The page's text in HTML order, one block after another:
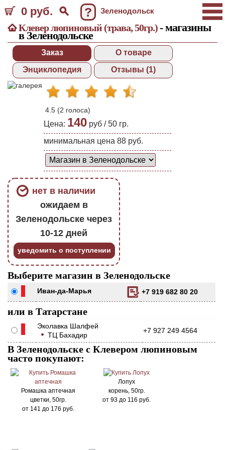
0 руб. ? Зеленодольск
Клевер люпиновый (трава, 50гр.)- магазины
в Зеленодольске
Заказ
О товаре
Энциклопедия
Отзывы (1)
4.5 (2 голоса)
Цена: 140 руб /50 гр.
минимальная цена 88 руб.
нет в наличии
ожидаем в
Зеленодольске через
10-12 дней
уведомить о поступлении
Выберите магазин в Зеленодольске
Иван-да-Марья +7 919 682 80 20
или в Татарстане
Эколавка Шалфей
ТЦ Бахадир
+7 927 249 4564
В Зеленодольске с Клевером люпиновым
часто покупают:
Ромашка аптечная
цветки, 50гр.
от 141 до 176 руб.
Лопух
корень, 50гр.
от 93 до 116 руб.